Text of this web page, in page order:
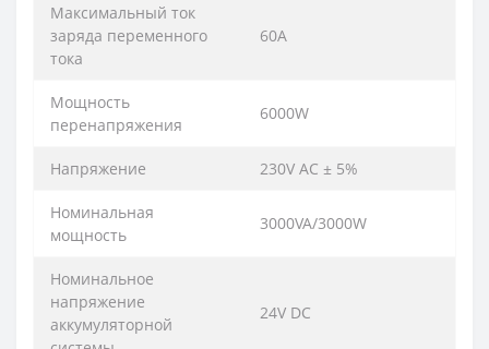
Максимальный ток
заряда переменного
тока
60A
Мощность
перенапряжения
6000W
Напряжение 230V AC ± 5%
Номинальная
мощность
3000VA/3000W
Номинальное
напряжение
аккумуляторной
24V DC